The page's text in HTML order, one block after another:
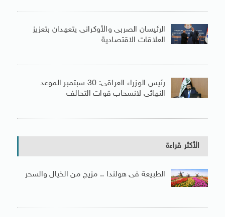
الرئيسان الصربى والأوكرانى يتعهدان بتعزيز
العلاقات الاقتصادية
رئيس الوزراء العراقى: 30 سبتمبر الموعد
النهائى لانسحاب قوات التحالف
الأكثر قراءة
الطبيعة فى هولندا .. مزيج من الخيال والسحر